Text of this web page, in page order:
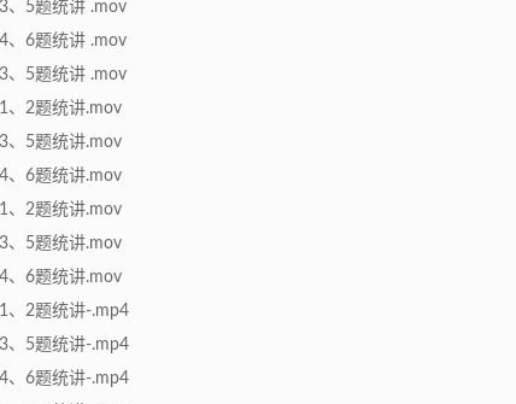
、5题统讲 .mov
、6题统讲 .mov
、5题统讲 .mov
、2题统讲.mov
、5题统讲.mov
、6题统讲.mov
、2题统讲.mov
、5题统讲.mov
、6题统讲.mov
、2题统讲-.mp4
、5题统讲-.mp4
、6题统讲-.mp4